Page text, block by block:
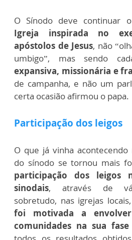
O Sínodo deve continuar
Igreja inspirada no
apóstolos de Jesus, não
umbigo”, mas sendo
expansiva, missionária e
de campanha, e não um
certa ocasião afirmou o papa.
Participação dos leigos
O que já vinha
do sínodo se tornou mais
participação dos leigos
sinodais, através de
sobretudo, nas igrejas
foi motivada a
comunidades na sua